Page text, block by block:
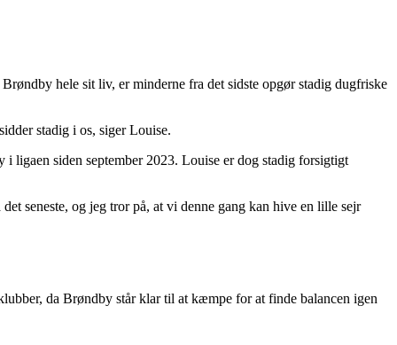
hele sit liv, er minderne fra det sidste opgør stadig dugfriske
stadig i os, siger Louise.
ligaen siden september 2023. Louise er dog stadig forsigtigt
seneste, og jeg tror på, at vi denne gang kan hive en lille sejr
da Brøndby står klar til at kæmpe for at finde balancen igen